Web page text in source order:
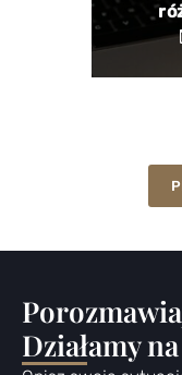
Działamy